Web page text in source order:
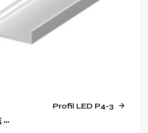
Profil LED P4-3
DOWIEDZ SIĘ WIĘCEJ